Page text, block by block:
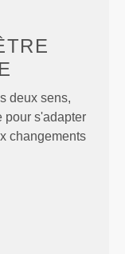
deux sens,
pour s'adapter
changements